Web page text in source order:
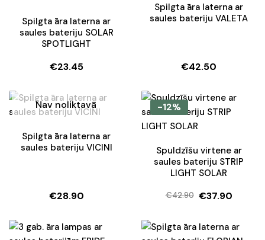
Spilgta āra laterna ar
saules bateriju SOLAR
SPOTLIGHT
€23.45
Spilgta āra laterna ar
saules bateriju VALETA
€42.50
Nav noliktavā
Spilgta āra laterna ar
saules bateriju VICINI
€28.90
-12%
Spuldzīšu virtene ar
saules bateriju STRIP
LIGHT SOLAR
€42.90
Original
was:
€37.90
Current
is: